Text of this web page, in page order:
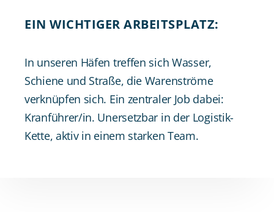
EIN WICHTIGER ARBEITSPLATZ:
In unseren Häfen treffen sich Wasser,
Schiene und Straße, die Warenströme
verknüpfen sich. Ein zentraler Job dabei:
Kranführer/in. Unersetzbar in der Logistik-
Kette, aktiv in einem starken Team.